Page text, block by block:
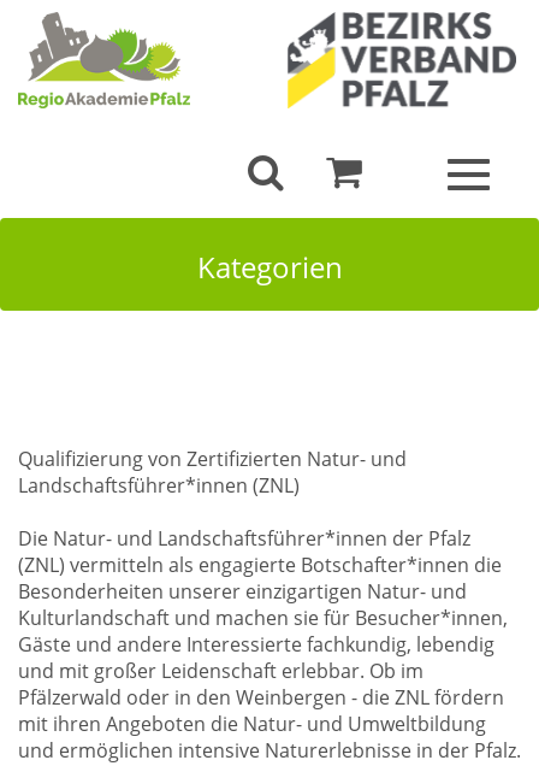
Toggle
Kategorien
Qualifizierung von Zertifizierten Natur- und
Landschaftsführer*innen (ZNL)
Die Natur- und Landschaftsführer*innen der Pfalz
(ZNL) vermitteln als engagierte Botschafter*innen die
Besonderheiten unserer einzigartigen Natur- und
Kulturlandschaft und machen sie für Besucher*innen,
Gäste und andere Interessierte fachkundig, lebendig
und mit großer Leidenschaft erlebbar. Ob im
Pfälzerwald oder in den Weinbergen - die ZNL fördern
mit ihren Angeboten die Natur- und Umweltbildung
und ermöglichen intensive Naturerlebnisse in der Pfalz.